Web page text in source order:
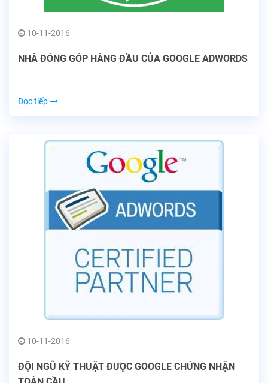
10-11-2016
NHÀ ĐÓNG GÓP HÀNG ĐẦU CỦA GOOGLE ADWORDS
Đọc tiếp
10-11-2016
ĐỘI NGŨ KỸ THUẬT ĐƯỢC GOOGLE CHỨNG NHẬN